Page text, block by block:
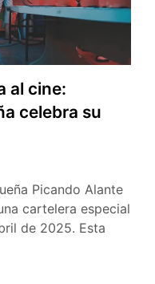
al cine:
celebra su
Picando Alante
cartelera especial
de 2025. Esta